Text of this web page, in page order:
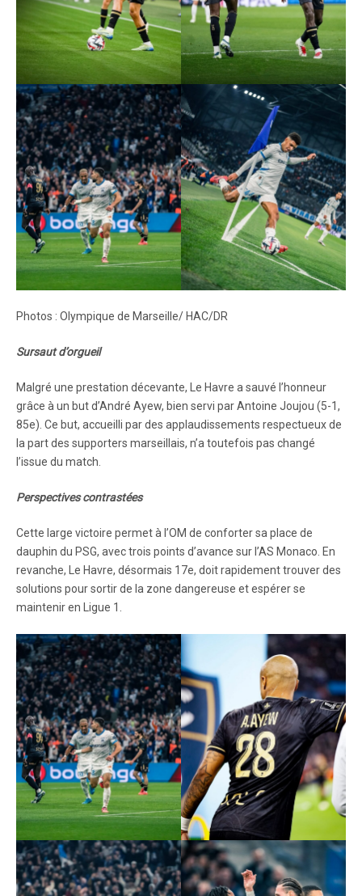
Photos : Olympique de Marseille/ HAC/DR
Sursaut d’orgueil
Malgré une prestation décevante, Le Havre a sauvé l’honneur
grâce à un but d’André Ayew, bien servi par Antoine Joujou (5-1,
85e). Ce but, accueilli par des applaudissements respectueux de
la part des supporters marseillais, n’a toutefois pas changé
l’issue du match.
Perspectives contrastées
Cette large victoire permet à l’OM de conforter sa place de
dauphin du PSG, avec trois points d’avance sur l’AS Monaco. En
revanche, Le Havre, désormais 17e, doit rapidement trouver des
solutions pour sortir de la zone dangereuse et espérer se
maintenir en Ligue 1.